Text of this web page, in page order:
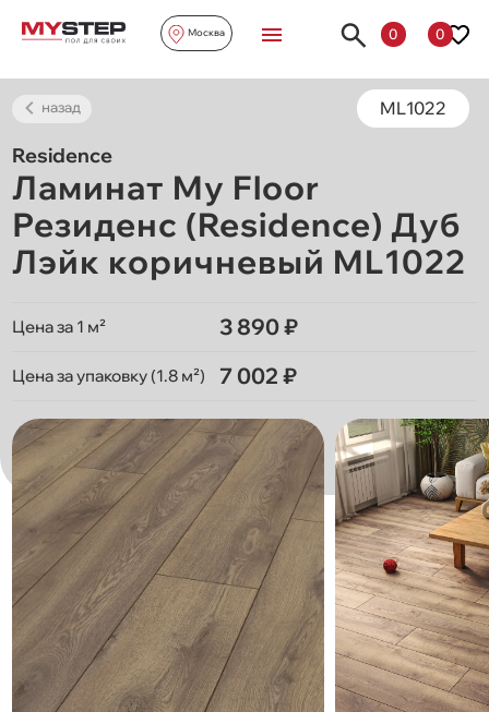
Москва 0 0
назад ML1022
Residence
Ламинат My Floor
Резиденс (Residence) Дуб
Лэйк коричневый ML1022
Цена за 1 м² 3 890 ₽
Цена за упаковку (1.8 м²) 7 002 ₽